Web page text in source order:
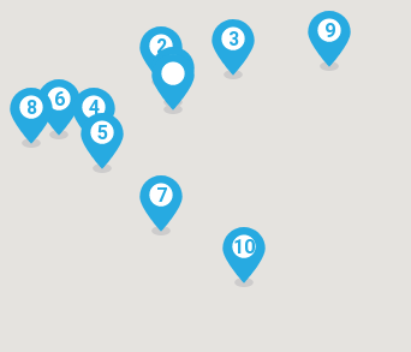
1
2 3
4
5
6
7
8
9
10